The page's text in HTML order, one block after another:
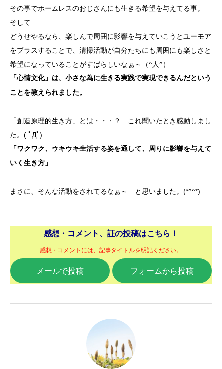
その事でホームレスのおじさんにも生きる希望を与えてる事。
そして
どうせやるなら、楽しんで周囲に影響を与えていこうとユーモア
をプラスすることで、清掃活動が自分たちにも周囲にも楽しさと
希望になっていることがすばらしいなぁ～（^人^）
「心情文化」は、小さな為に生きる実践で実現できるんだという
ことを教えられました。
「創造原理的生き方」とは・・・？ これ聞いたとき感動しまし
た。( ﾟДﾟ)
「ワクワク、ウキウキ生活する姿を通して、周りに影響を与えて
いく生き方」
まさに、そんな活動をされてるなぁ～ と思いました。(*^^*)
感想・コメント、証の投稿はこちら！
感想・コメントには、記事タイトルを明記ください。
メールで投稿 フォームから投稿